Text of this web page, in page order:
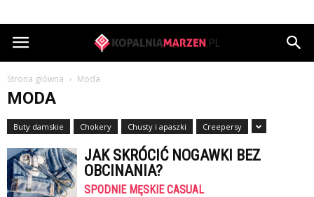
KopalniaMarzen.pl
Strona główna Moda
MODA
Buty damskie Chokery Chusty i apaszki Creepersy
JAK SKRÓCIĆ NOGAWKI BEZ
OBCINANIA?
SPODNIE MĘSKIE CASUAL